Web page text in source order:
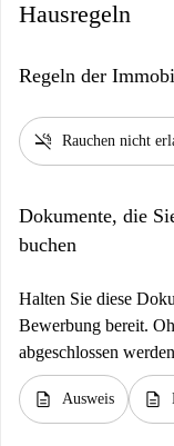
Hausregeln
Regeln der
smoke_free Rauchen nicht
Dokumente, die
buchen
Halten Sie diese
Bewerbung bereit.
abgeschlossen
description Ausweis description